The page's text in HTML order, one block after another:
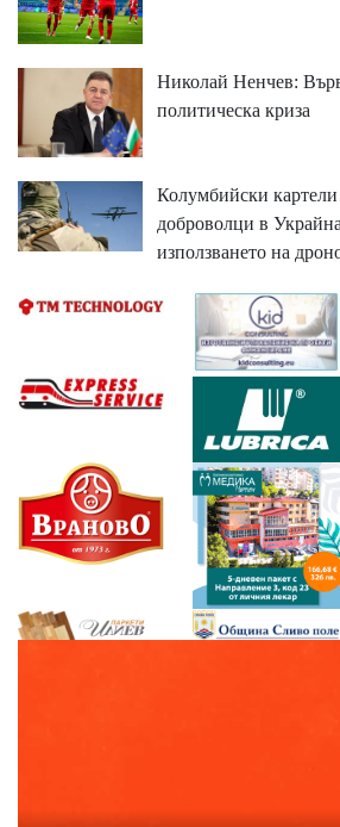
Николай Ненчев:
политическа криза
Колумбийски
доброволци в
използването на